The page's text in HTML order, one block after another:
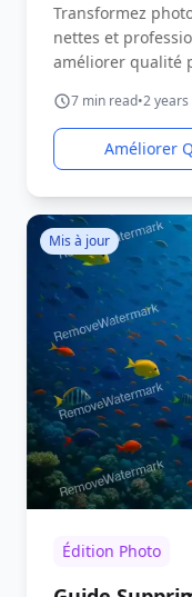
Transformez
nettes et
améliorer qualité
7min read•2 years
Améliorer
Mis à jour
Édition Photo